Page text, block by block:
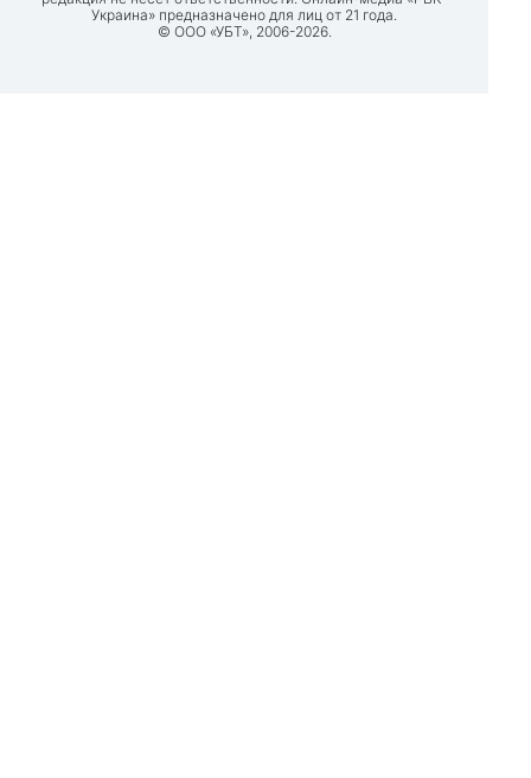
Украина» предназначено для лиц от 21 года.
© ООО «УБТ», 2006-2026.